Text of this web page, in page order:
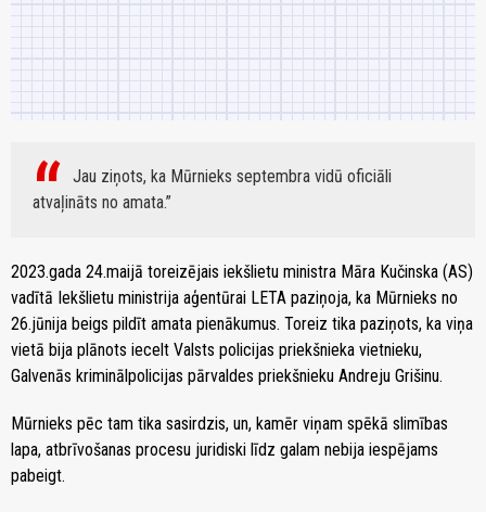
Jau ziņots, ka Mūrnieks septembra vidū oficiāli
atvaļināts no amata.
2023.gada 24.maijā toreizējais iekšlietu ministra Māra Kučinska (AS)
vadītā Iekšlietu ministrija aģentūrai LETA paziņoja, ka Mūrnieks no
26.jūnija beigs pildīt amata pienākumus. Toreiz tika paziņots, ka viņa
vietā bija plānots iecelt Valsts policijas priekšnieka vietnieku,
Galvenās kriminālpolicijas pārvaldes priekšnieku Andreju Grišinu.
Mūrnieks pēc tam tika sasirdzis, un, kamēr viņam spēkā slimības
lapa, atbrīvošanas procesu juridiski līdz galam nebija iespējams
pabeigt.